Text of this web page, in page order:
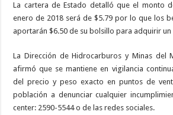
La cartera de Estado detalló que el monto
enero de 2018 será de $5.79 por lo que los
aportarán $6.50 de su bolsillo para adquirir
La Dirección de Hidrocarburos y Minas del
afirmó que se mantiene en vigilancia
del precio y peso exacto en puntos de
población a denunciar cualquier
center: 2590-5544 o de las redes sociales.